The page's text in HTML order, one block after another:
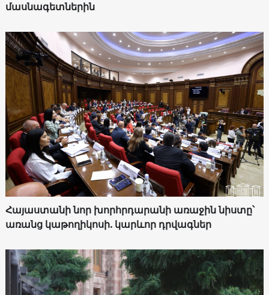
մասնագետներին
Հայաստանի նոր խորհրդարանի առաջին նիստը՝
առանց կաթողիկոսի. կարևոր դրվագներ